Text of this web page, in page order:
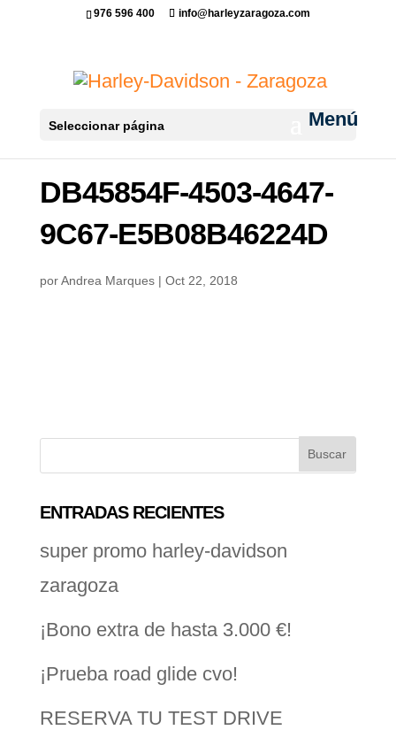
976 596 400 info@harleyzaragoza.com
Seleccionar página
DB45854F-4503-4647-
9C67-E5B08B46224D
porAndrea Marques| Oct 22, 2018
ENTRADAS RECIENTES
super promo harley-davidson
zaragoza
¡Bono extra de hasta 3.000 €!
¡Prueba road glide cvo!
RESERVA TU TEST DRIVE